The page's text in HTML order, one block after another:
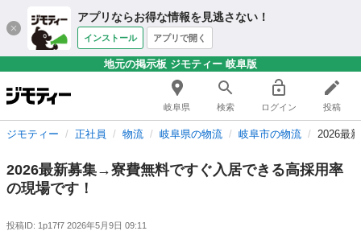
アプリならお得な情報を見逃さない！
インストール アプリで開く
地元の掲示板 ジモティー 岐阜版
岐阜県 検索 ログイン 投稿
ジモティー 正社員 物流 岐阜県の物流 岐阜市の物流 2026最
2026最新募集→寮費無料ですぐ入居できる高採用率
の現場です！
投稿ID: 1p17f7 2026年5月9日 09:11